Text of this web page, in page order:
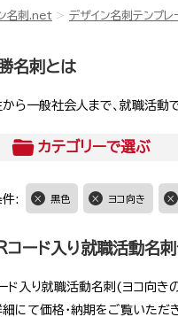
名刺.net デザイン名刺テンプレ
名刺とは
ら一般社会人まで、就職活動
カテゴリーで選ぶ
件: 黒色 ヨコ向き
コード入り就職活動名刺
ド入り就職活動名刺(ヨコ向き
にて価格・納期をご覧いただ